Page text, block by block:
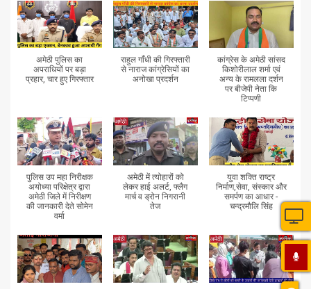
अमेठी पुलिस का
अपराधियों पर बड़ा
प्रहार, चार हुए गिरफ्तार
राहुल गाँधी की गिरफ्तारी
से नाराज कांग्रेसियों का
अनोखा प्रदर्शन
कांग्रेस के अमेठी सांसद
किशोरीलाल शर्मा एवं
अन्य के रामलला दर्शन
पर बीजेपी नेता कि
टिप्पणी
पुलिस उप महा निरीक्षक
अयोध्या परिक्षेत्र द्वारा
अमेठी जिले में निरीक्षण
की जानकारी देते सोमेन
वर्मा
अमेठी में त्योहारों को
लेकर हाई अलर्ट, फ्लैग
मार्च व ड्रोन निगरानी
तेज
युवा शक्ति राष्ट्र
निर्माण,सेवा, संस्कार और
समर्पण का आधार -
चन्द्रमौलि सिंह